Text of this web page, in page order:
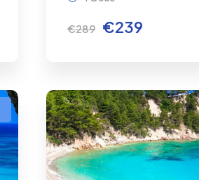
€289 €239